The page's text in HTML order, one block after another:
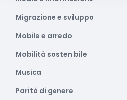
Migrazione e sviluppo
Mobile e arredo
Mobilità sostenibile
Musica
Parità di genere